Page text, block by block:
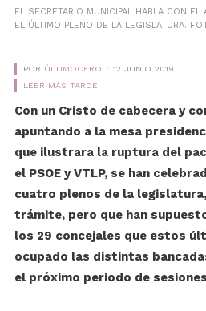
EL SECRETARIO MUNICIPAL HABLA CON
EL ÚLTIMO PLENO DE LA LEGISLATURA.
POR ÚLTIMOCERO
12 JUNIO 2019
LEER MÁS TARDE
Con un Cristo de cabecera y
apuntando a la mesa
que ilustrara la ruptura del
el PSOE y VTLP, se han
cuatro plenos de la
trámite, pero que han
los 29 concejales que estos
ocupado las distintas
el próximo periodo de